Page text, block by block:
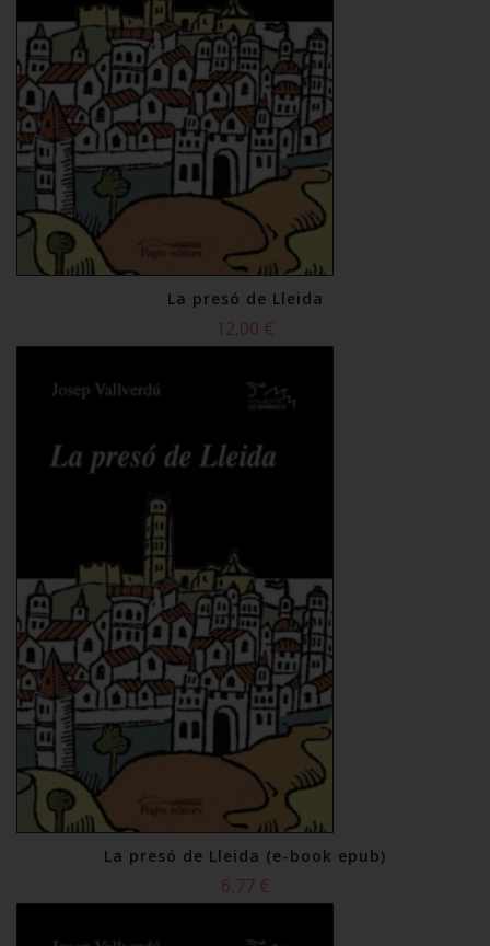
La presó de Lleida
12,00 €
La presó de Lleida (e-book epub)
6,77 €